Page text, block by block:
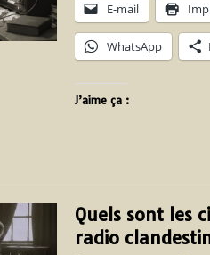
E-mail
WhatsApp
J’aime ça :
Quels sont les
radio